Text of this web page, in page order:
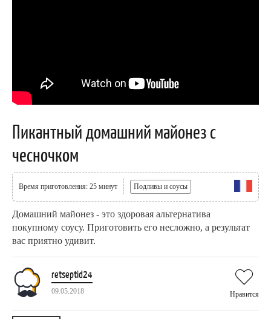
Пикантный домашний майонез с
чесночком
Время приготовления: 25 минут Подливы и соусы
Домашний майонез - это здоровая альтернатива
покупному соусу. Приготовить его несложно, а результат
вас приятно удивит.
retseptid24
09.05.2018 Нравится